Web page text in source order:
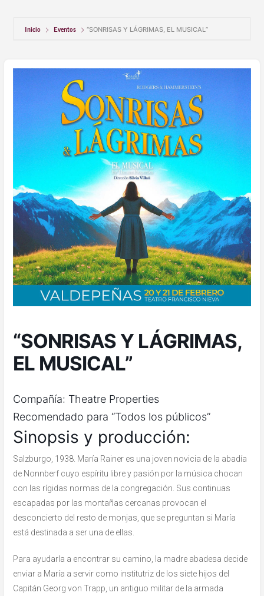
Inicio Eventos “SONRISAS Y LÁGRIMAS, EL MUSICAL”
“SONRISAS Y LÁGRIMAS,
EL MUSICAL”
Compañía: Theatre Properties
Recomendado para “Todos los públicos”
Sinopsis y producción:
Salzburgo, 1938. María Rainer es una joven novicia de la abadía
de Nonnberf cuyo espíritu libre y pasión por la música chocan
con las rígidas normas de la congregación. Sus continuas
escapadas por las montañas cercanas provocan el
desconcierto del resto de monjas, que se preguntan si María
está destinada a ser una de ellas.
Para ayudarla a encontrar su camino, la madre abadesa decide
enviar a María a servir como institutriz de los siete hijos del
Capitán Georg von Trapp, un antiguo militar de la armada